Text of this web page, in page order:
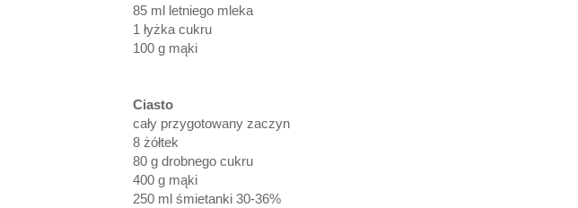
85 ml letniego mleka
1 łyżka cukru
100 g mąki
Ciasto
cały przygotowany zaczyn
8 żółtek
80 g drobnego cukru
400 g mąki
250 ml śmietanki 30-36%